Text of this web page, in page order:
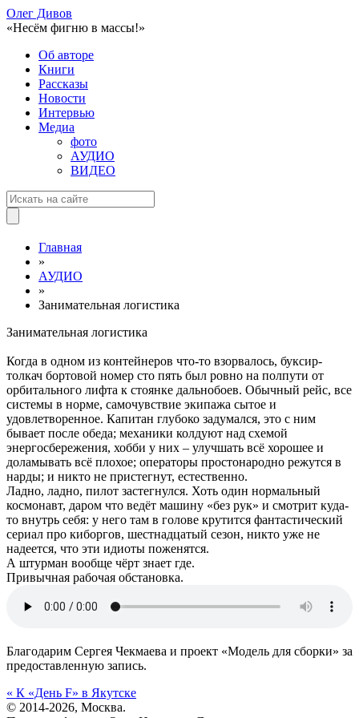
Олег Дивов
«Несём фигню в массы!»
Об авторе
Книги
Рассказы
Новости
Интервью
Медиа
фото
АУДИО
ВИДЕО
Главная
»
АУДИО
»
Занимательная логистика
Занимательная логистика
Когда в одном из контейнеров что-то взорвалось, буксир-
толкач бортовой номер сто пять был ровно на полпути от
орбитального лифта к стоянке дальнобоев. Обычный рейс, все
системы в норме, самочувствие экипажа сытое и
удовлетворенное. Капитан глубоко задумался, это с ним
бывает после обеда; механики колдуют над схемой
энергосбережения, хобби у них – улучшать всё хорошее и
доламывать всё плохое; операторы простонародно режутся в
нарды; и никто не пристегнут, естественно.
Ладно, ладно, пилот застегнулся. Хоть один нормальный
космонавт, даром что ведёт машину «без рук» и смотрит куда-
то внутрь себя: у него там в голове крутится фантастический
сериал про киборгов, шестнадцатый сезон, никто уже не
надеется, что эти идиоты поженятся.
А штурман вообще чёрт знает где.
Привычная рабочая обстановка.
Благодарим Сергея Чекмаева и проект «Модель для сборки» за
предоставленную запись.
« К «День F» в Якутске
© 2014-2026, Москва.